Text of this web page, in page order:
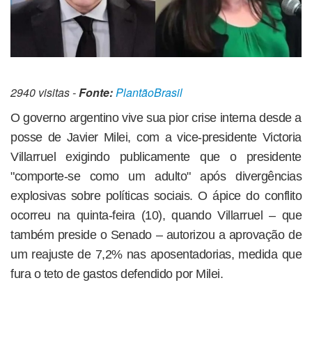
2940 visitas -Fonte:PlantãoBrasil
O governo argentino vive sua pior crise interna desde a
posse de Javier Milei, com a vice-presidente Victoria
Villarruel exigindo publicamente que o presidente
"comporte-se como um adulto" após divergências
explosivas sobre políticas sociais. O ápice do conflito
ocorreu na quinta-feira (10), quando Villarruel – que
também preside o Senado – autorizou a aprovação de
um reajuste de 7,2% nas aposentadorias, medida que
fura o teto de gastos defendido por Milei.